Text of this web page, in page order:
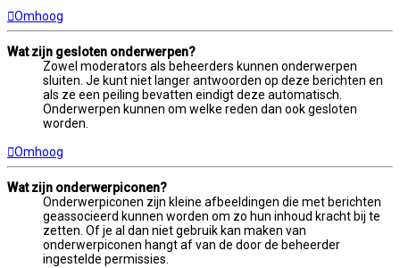
Omhoog
Wat zijn gesloten onderwerpen?
Zowel moderators als beheerders kunnen onderwerpen
sluiten. Je kunt niet langer antwoorden op deze berichten en
als ze een peiling bevatten eindigt deze automatisch.
Onderwerpen kunnen om welke reden dan ook gesloten
worden.
Omhoog
Wat zijn onderwerpiconen?
Onderwerpiconen zijn kleine afbeeldingen die met berichten
geassocieerd kunnen worden om zo hun inhoud kracht bij te
zetten. Of je al dan niet gebruik kan maken van
onderwerpiconen hangt af van de door de beheerder
ingestelde permissies.